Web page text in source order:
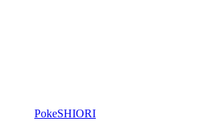
PokeSHIORI